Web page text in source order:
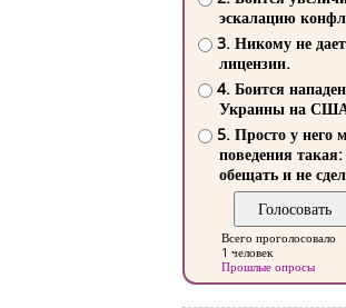
эскалацию
3. Никому не
лицензии.
4. Боится
Украины на
5. Просто у него
поведения такая:
обещать и не
Всего проголосовало
1 человек
Прошлые опросы